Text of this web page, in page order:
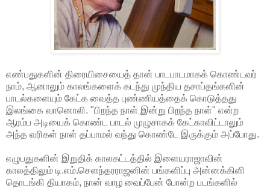
எண்பதுகளின் திரையிசையைத் தான் பாடபாடமாகக் கொண்டவர்
நாம், ஆனாலும் காலங்களைக் கடந்து முந்திய தசாப்தங்களின்
பாடல்களையும் கேட்க வைத்த புண்ணியத்தைக் கொடுத்தது
இலங்கை வானொலி. "பிறந்த நாள் இன்று பிறந்த நாள்" என்ற
ஆரம்ப அடியைக் கொண்ட பாடல் முழுசாகக் கேட்காவிட்டாலும்
அந்த வரிகள் நாள் தப்பாமல் வந்து கொண்டே இருக்கும் அப்போது.
எழுபதுகளின் இறுதிக் காலகட்டத்தில் இளையராஜாவின்
காலத்திலும் டி.எம்.செளந்தரராஜனின் பங்களிப்பு அன்னக்கிளி
தொடங்கி தியாகம், நான் வாழ வைப்பேன் போன்ற படங்களில்